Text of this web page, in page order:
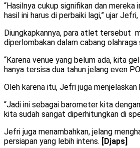
“Hasilnya cukup signifikan dan
hasil ini harus di perbaiki lagi,” ujar
Diungkapkannya, para atlet tersebut
diperlombakan dalam cabang
“Karena venue yang belum ada, kita
hanya tersisa dua tahun jelang even
Oleh karena itu, Jefri juga
“Jadi ini sebagai barometer kita
kita sudah sangat diperhitungkan di
Jefri juga menambahkan, jelang
persiapan yang lebih intens. [Djaps]